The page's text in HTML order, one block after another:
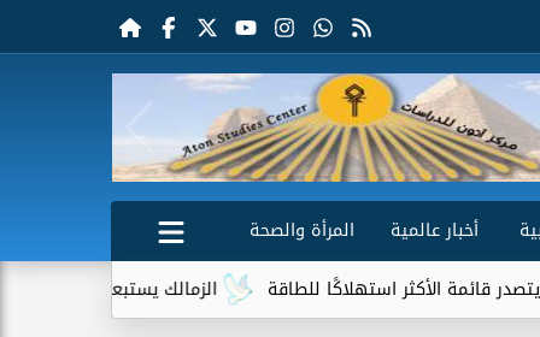
أخبار عالمية
المرأة والصحة
الزمالك يستبعد 4 لاعبين شباب من حساباته في الموسم الجديد
استهلاكًا للطاقة